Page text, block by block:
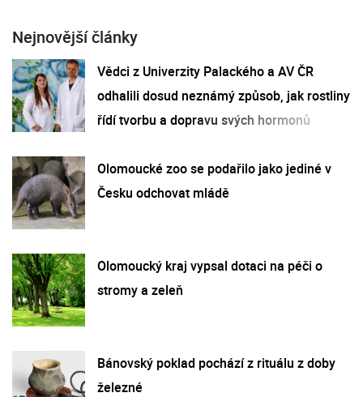
Nejnovější články
Vědci z Univerzity Palackého a AV ČR
odhalili dosud neznámý způsob, jak rostliny
řídí tvorbu a dopravu svých hormonů
Olomoucké zoo se podařilo jako jediné v
Česku odchovat mládě
Olomoucký kraj vypsal dotaci na péči o
stromy a zeleň
Bánovský poklad pochází z rituálu z doby
železné